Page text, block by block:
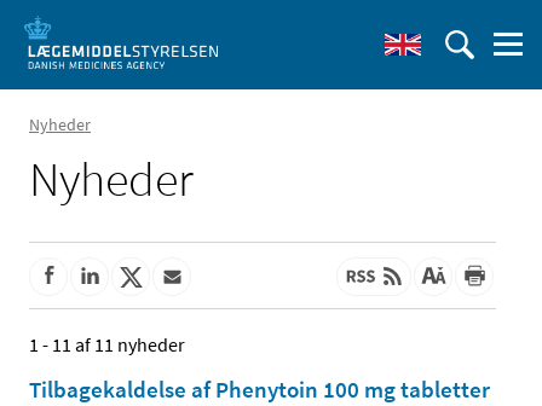
Nyheder
Nyheder
1 - 11 af 11 nyheder
Tilbagekaldelse af Phenytoin 100 mg tabletter